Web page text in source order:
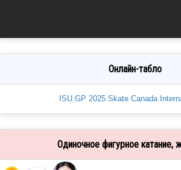
Онлайн-табло
ISU GP 2025 Skate Canada
Одиночное фигурное катание,